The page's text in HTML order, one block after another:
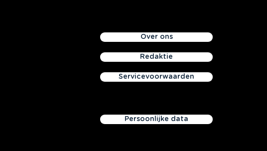
Over ons
Redaktie
Servicevoorwaarden
Persoonlijke data